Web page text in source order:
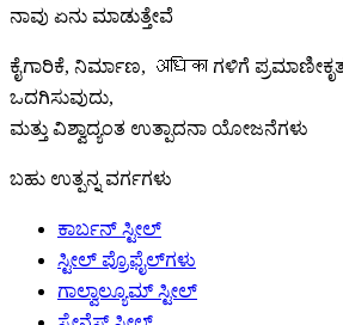
ನಾವು ಏನು ಮಾಡುತ್ತೇವೆ
ಕೈಗಾರಿಕೆ, ನಿರ್ಮಾಣ, अधिका ಗಳಿಗೆ
ಒದಗಿಸುವುದು,
ಮತ್ತು ವಿಶ್ವಾದ್ಯಂತ ಉತ್ಪಾದನಾ ಯೋಜನೆಗಳು
ಬಹು ಉತ್ಪನ್ನ ವರ್ಗಗಳು
ಕಾರ್ಬನ್ ಸ್ಟೀಲ್
ಸ್ಟೀಲ್ ಪ್ರೊಫೈಲ್‌ಗಳು
ಗಾಲ್ವಾಲ್ಯೂಮ್ ಸ್ಟೀಲ್